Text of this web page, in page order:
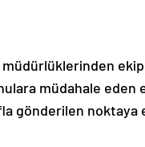
müdürlüklerinden
müdahale eden
gönderilen noktaya